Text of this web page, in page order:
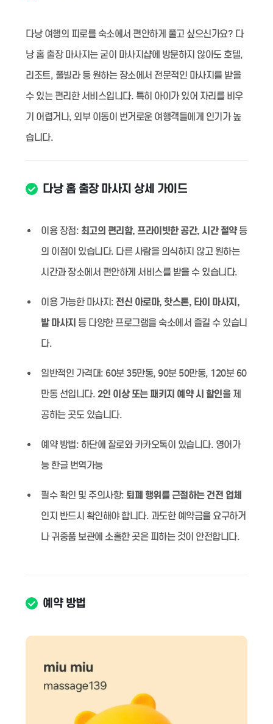
다낭 여행의 피로를 숙소에서 편안하게 풀고 싶으신가요? 다
낭 홈 출장 마사지는 굳이 마사지샵에 방문하지 않아도 호텔,
리조트, 풀빌라 등 원하는 장소에서 전문적인 마사지를 받을
수 있는 편리한 서비스입니다. 특히 아이가 있어 자리를 비우
기 어렵거나, 외부 이동이 번거로운 여행객들에게 인기가 높
습니다.
다낭 홈 출장 마사지 상세 가이드
이용 장점: 최고의 편리함, 프라이빗한 공간, 시간 절약등
의 이점이 있습니다. 다른 사람을 의식하지 않고 원하는
시간과 장소에서 편안하게 서비스를 받을 수 있습니다.
이용 가능한 마사지: 전신 아로마, 핫스톤, 타이 마사지,
발 마사지 등 다양한 프로그램을 숙소에서 즐길 수 있습니
다.
일반적인 가격대: 60분 35만동, 90분 50만동, 120분 60
만동 선입니다. 2인 이상 또는 패키지 예약 시 할인을 제
공하는 곳도 있습니다.
예약 방법: 하단에 잘로와 카카오톡이 있습니다. 영어가
능 한글 번역가능
필수 확인 및 주의사항: 퇴폐 행위를 근절하는 건전 업체
인지 반드시 확인해야 합니다. 과도한 예약금을 요구하거
나 귀중품 보관에 소홀한 곳은 피하는 것이 안전합니다.
예약 방법